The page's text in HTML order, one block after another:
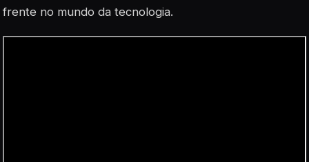
frente no mundo da tecnologia.